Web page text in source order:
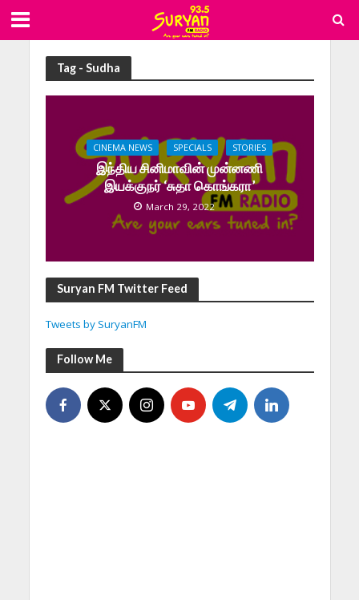
Tag - Sudha
CINEMA NEWS SPECIALS STORIES
இந்திய சினிமாவின் முன்னணி
இயக்குநர் ‘சுதா கொங்கரா’
March 29, 2022
Suryan FM Twitter Feed
Tweets by SuryanFM
Follow Me